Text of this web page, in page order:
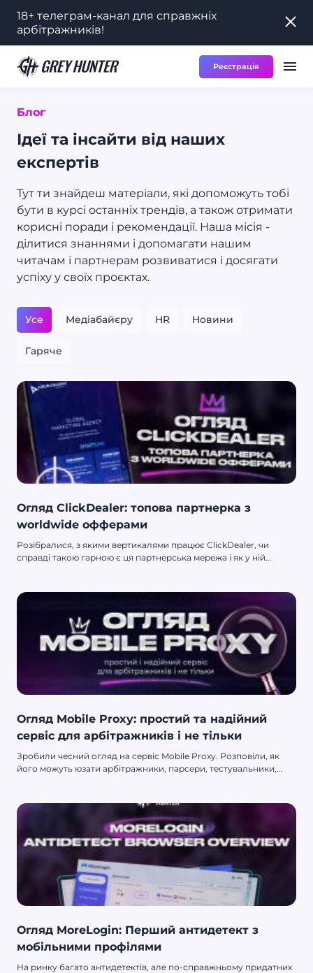
18+ телеграм-канал для справжніх
арбітражників!
RU Робота
18+ телеграм-канал для справжніх
арбітражників!
Реєстрація
Блог
Ідеї та інсайти від наших
експертів
Тут ти знайдеш матеріали, які допоможуть тобі
бути в курсі останніх трендів, а також отримати
корисні поради і рекомендації. Наша місія -
ділитися знаннями і допомагати нашим
читачам і партнерам розвиватися і досягати
успіху у своїх проєктах.
Усе Медіабайєру HR Новини
Гаряче
Огляд ClickDealer: топова партнерка з
worldwide офферами
Розібралися, з якими вертикалями працює ClickDealer, чи
справді такою гарною є ця партнерська мережа і як у ній
Огляд Mobile Proxy: простий та надійний
сервіс для арбітражників і не тільки
Зробили чесний огляд на сервіс Mobile Proxy. Розповіли, як
його можуть юзати арбітражники, парсери, тестувальники,
Огляд MoreLogin: Перший антидетект з
мобільними профілями
На ринку багато антидетектів, але по-справжньому придатних